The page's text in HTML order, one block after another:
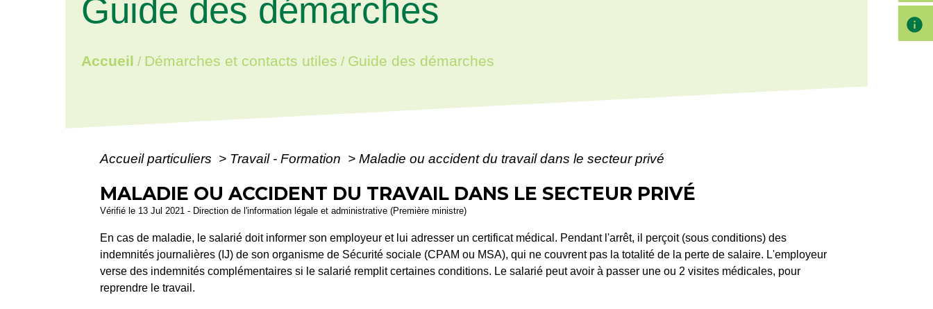
Guide des démarches
Accueil / Démarches et contacts utiles / Guide des démarches
Accueil particuliers > Travail - Formation > Maladie ou accident du travail dans le secteur privé
MALADIE OU ACCIDENT DU TRAVAIL DANS LE SECTEUR PRIVÉ
Vérifié le 13 Jul 2021 - Direction de l'information légale et administrative (Première ministre)
En cas de maladie, le salarié doit informer son employeur et lui adresser un certificat médical. Pendant l'arrêt, il perçoit (sous conditions) des
indemnités journalières (IJ) de son organisme de Sécurité sociale (CPAM ou MSA), qui ne couvrent pas la totalité de la perte de salaire. L'employeur
verse des indemnités complémentaires si le salarié remplit certaines conditions. Le salarié peut avoir à passer une ou 2 visites médicales, pour
reprendre le travail.
info